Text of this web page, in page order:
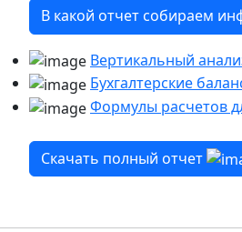
В какой отчет собираем
Вертикальный
Бухгалтерские
Формулы расчетов
Скачать полный отчет